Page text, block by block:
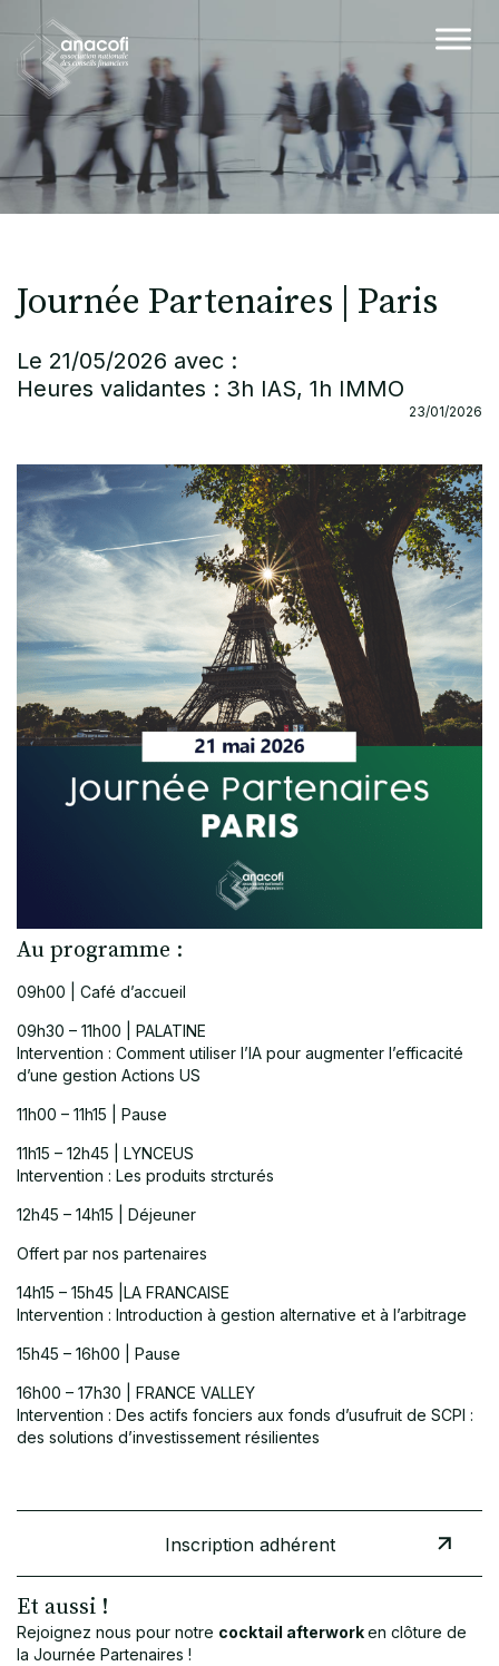
Journée Partenaires | Paris
Le 21/05/2026 avec :
Heures validantes : 3h IAS, 1h IMMO
23/01/2026
Au programme :
09h00 | Café d’accueil
09h30 – 11h00 | PALATINE
Intervention : Comment utiliser l’IA pour augmenter l’efficacité
d’une gestion Actions US
11h00 – 11h15 | Pause
11h15 – 12h45 | LYNCEUS
Intervention : Les produits strcturés
12h45 – 14h15 | Déjeuner
Offert par nos partenaires
14h15 – 15h45 |LA FRANCAISE
Intervention : Introduction à gestion alternative et à l’arbitrage
15h45 – 16h00 | Pause
16h00 – 17h30 | FRANCE VALLEY
Intervention : Des actifs fonciers aux fonds d’usufruit de SCPI :
des solutions d’investissement résilientes
Inscription adhérent
Et aussi !
Rejoignez nous pour notre cocktail afterworken clôture de
la Journée Partenaires !